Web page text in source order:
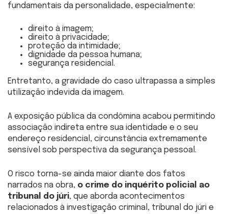
fundamentais da personalidade, especialmente:
direito à imagem;
direito à privacidade;
proteção da intimidade;
dignidade da pessoa humana;
segurança residencial.
Entretanto, a gravidade do caso ultrapassa a simples
utilização indevida da imagem.
A exposição pública da condômina acabou permitindo
associação indireta entre sua identidade e o seu
endereço residencial, circunstância extremamente
sensível sob perspectiva da segurança pessoal.
O risco torna-se ainda maior diante dos fatos
narrados na obra, o crime do inquérito policial ao
tribunal do júri, que aborda acontecimentos
relacionados à investigação criminal, tribunal do júri e